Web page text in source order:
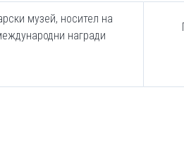
музей, носител на
награди